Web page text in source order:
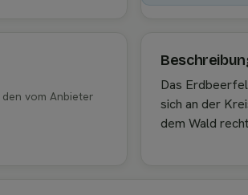
vom Anbieter
Das
sich an der
dem Wald